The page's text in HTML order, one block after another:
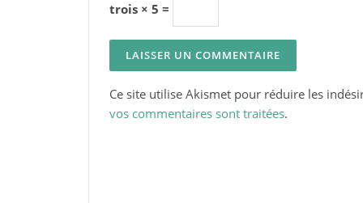
trois × 5 =
Ce site utilise Akismet pour réduire les
vos commentaires sont traitées.